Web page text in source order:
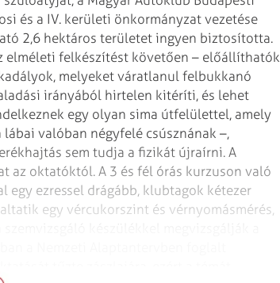
és a IV. kerületi önkormányzat vezetése
2,6 hektáros területet ingyen biztosította.
elméleti felkészítést követően – előállíthatók
melyeket váratlanul felbukkanó
irányából hirtelen kitéríti, és lehet
egy olyan sima útfelülettel, amely
valóban négyfelé csúsznának –,
sem tudja a fizikát újraírni. A
az oktatóktól. A 3 és fél órás kurzuson való
egy ezressel drágább, klubtagok kétezer
egy vércukorszint és vérnyomásmérés,